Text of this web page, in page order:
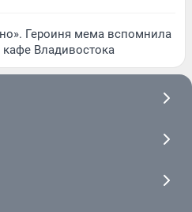
Героиня мема вспомнила
кафе Владивостока